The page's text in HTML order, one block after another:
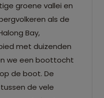
groene vallei en
als de
Bay,
met duizenden
we een boottocht
de boot. De
de vele